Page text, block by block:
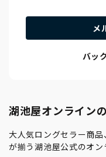
メ
バッ
湖池屋オンライン
大人気ロングセラー商
が揃う湖池屋公式のオン